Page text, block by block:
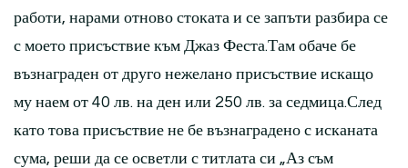
работи, нарами отново стоката и се запъти разбира се
с моето присъствие към Джаз Феста.Там обаче бе
възнаграден от друго нежелано присъствие искащо
му наем от 40 лв. на ден или 250 лв. за седмица.След
като това присъствие не бе възнаградено с исканата
сума, реши да се осветли с титлата си „Аз съм